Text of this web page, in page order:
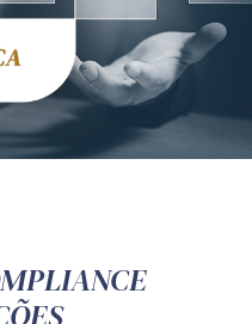
4698
80240-000
6616